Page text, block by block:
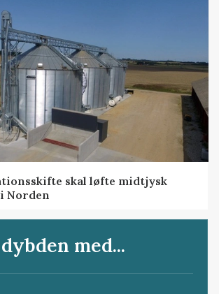
skal løfte midtjysk
Norden
med...